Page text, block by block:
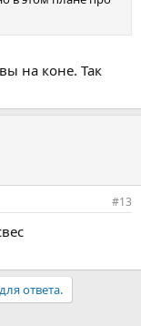
на коне. Так
#13
ответа.